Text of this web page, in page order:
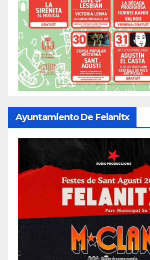
Ayuntamiento De Felanitx